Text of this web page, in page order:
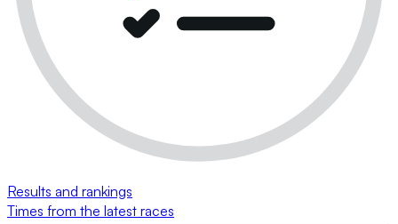
Results and rankings
Times from the latest races